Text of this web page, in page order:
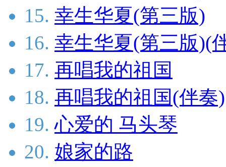
15. 幸生华夏(第三版)
16. 幸生华夏(第三版)(
17. 再唱我的祖国
18. 再唱我的祖国(伴奏)
19. 心爱的 马头琴
20. 娘家的路